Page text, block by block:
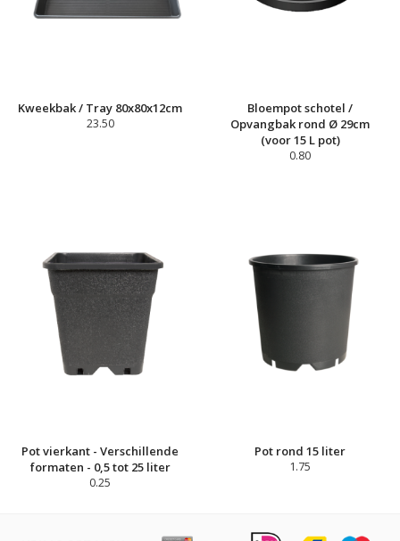
Kweekbak / Tray 80x80x12cm
23.50
Bloempot schotel /
Opvangbak rond Ø 29cm
(voor 15 L pot)
0.80
Pot vierkant - Verschillende
formaten - 0,5 tot 25 liter
0.25
Pot rond 15 liter
1.75